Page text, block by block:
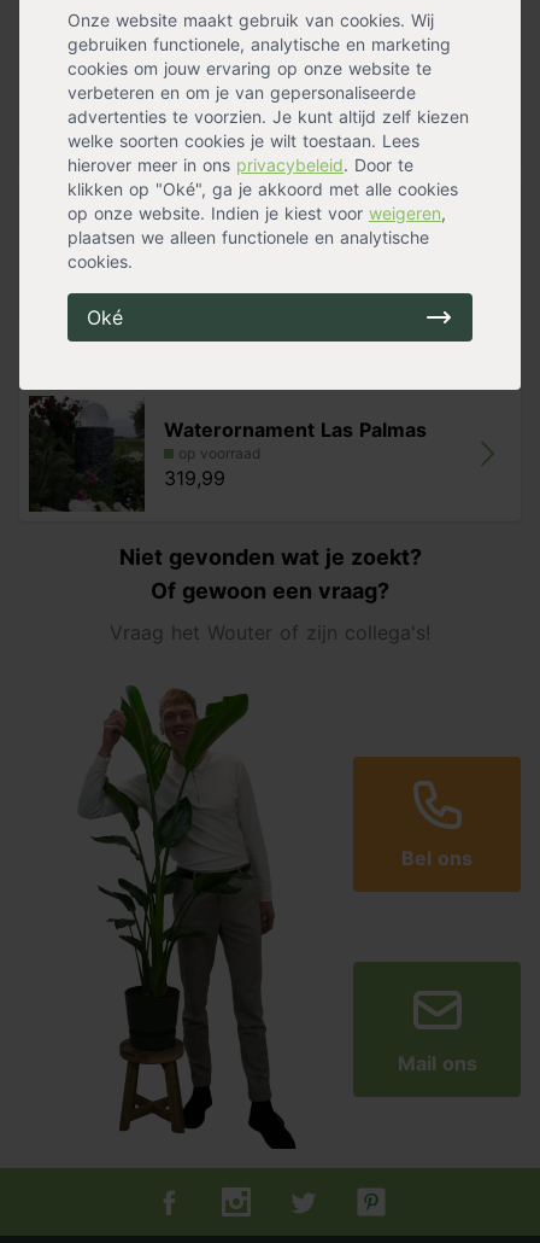
Onze website maakt gebruik van cookies. Wij
gebruiken functionele, analytische en marketing
cookies om jouw ervaring op onze website te
verbeteren en om je van gepersonaliseerde
advertenties te voorzien. Je kunt altijd zelf kiezen
welke soorten cookies je wilt toestaan. Lees
hierover meer in ons privacybeleid. Door te
klikken op "Oké", ga je akkoord met alle cookies
op onze website. Indien je kiest voor weigeren,
plaatsen we alleen functionele en analytische
cookies.
Oké
op de vijverpomp. De vijverpomp zorgt voor de
watercirculatie. Het waterornament kan worden
afgewerkt met keien, grof grind of ander materiaal.
Lees meer »
De set wordt compleet geleverd met een pomp van
1600 l/h, bassin, led verlichting, afdekplaat en
aansluitmateriaal.
Materiaal van het waterelement: graniet
de afmetingen van het ornament zijn: 12 x 12 x 15 / 30 /
45 cm.
De afmetingen van het bassin zijn: ø 68 x 36 cm.
Specificaties
Geschikt voor
Waterornament Las Palmas
op voorraad
319,99
Niet gevonden wat je zoekt?
Of gewoon een vraag?
Vraag het Wouter of zijn collega's!
Bel ons
Mail ons
Tuincentrum.nl op Facebook
Tuincentrum.nl op Instagram
Tuincentrum.nl op Twitter
Tuincentrum.nl op